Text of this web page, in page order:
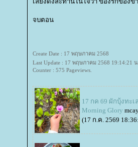
จบตอน
Create Date : 17 พฤษภาคม 2568
Last Update : 17 พฤษภาคม 2568 19:14:21 น.
Counter : 575 Pageviews.
17 กค 69 ผักบุ้งทะเ
Morning Glory
(17 ก.ค. 2569